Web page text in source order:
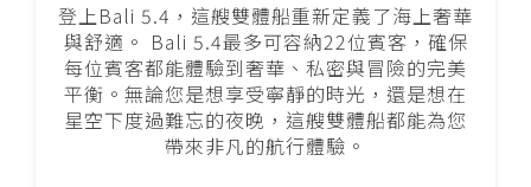
登上Bali 5.4，這艘雙體船重新定義了海上奢華
與舒適。 Bali 5.4最多可容納22位賓客，確保
每位賓客都能體驗到奢華、私密與冒險的完美
平衡。無論您是想享受寧靜的時光，還是想在
星空下度過難忘的夜晚，這艘雙體船都能為您
帶來非凡的航行體驗。